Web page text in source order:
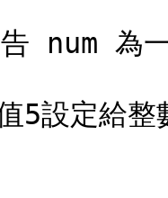
num 為一
5設定給整